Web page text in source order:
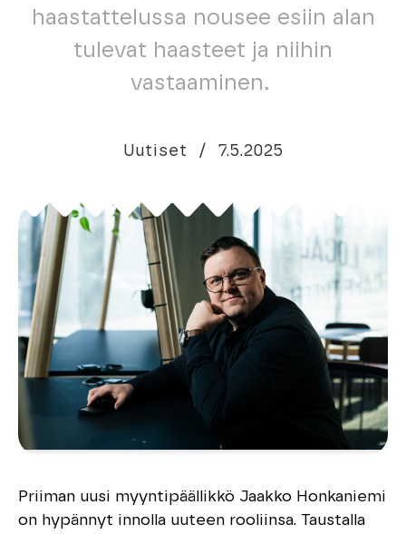
haastattelussa nousee esiin alan
tulevat haasteet ja niihin
vastaaminen.
Uutiset / 7.5.2025
Priiman uusi myyntipäällikkö Jaakko Honkaniemi
on hypännyt innolla uuteen rooliinsa. Taustalla